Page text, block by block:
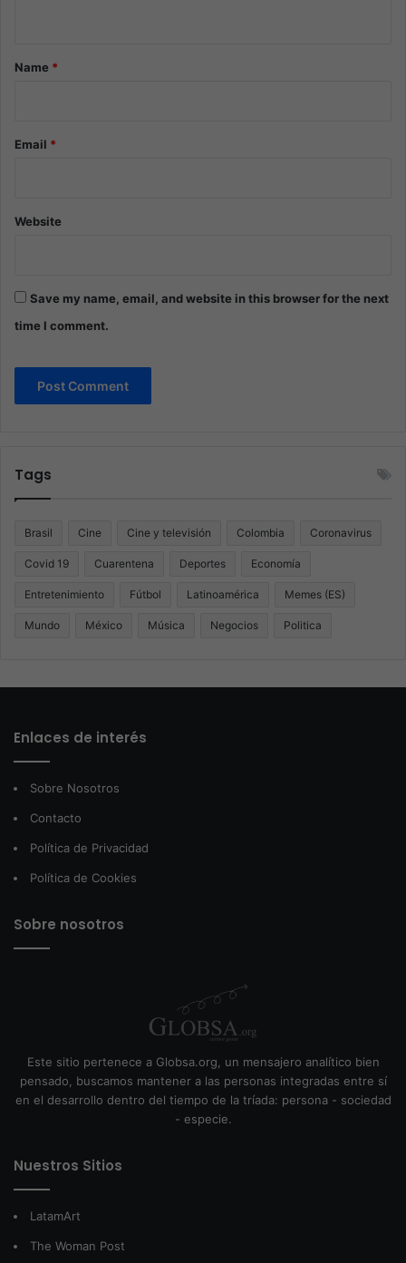
*Name *
Email *
Website
Save my name, email, and website in this browser for the next
time I comment.
Tags
Brasil Cine Cine y televisión Colombia Coronavirus
Covid 19 Cuarentena Deportes Economía
Entretenimiento Fútbol Latinoamérica Memes (ES)
Mundo México Música Negocios Politica
Enlaces de interés
Sobre Nosotros
Contacto
Política de Privacidad
Política de Cookies
Sobre nosotros
Este sitio pertenece a Globsa.org, un mensajero analítico bien
pensado, buscamos mantener a las personas integradas entre sí
en el desarrollo dentro del tiempo de la tríada: persona - sociedad
- especie.
Nuestros Sitios
LatamArt
The Woman Post